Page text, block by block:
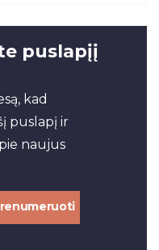
puslapįį
kad
puslapį ir
naujus